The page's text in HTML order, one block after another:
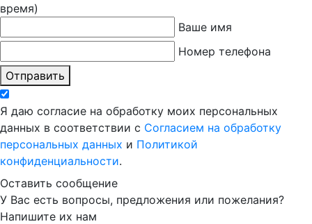
время)
Ваше имя
Номер телефона
Отправить
Я даю согласие на обработку моих персональных
данных в соответствии с Согласием на обработку
персональных данных и Политикой
конфиденциальности.
Оставить сообщение
У Вас есть вопросы, предложения или пожелания?
Напишите их нам